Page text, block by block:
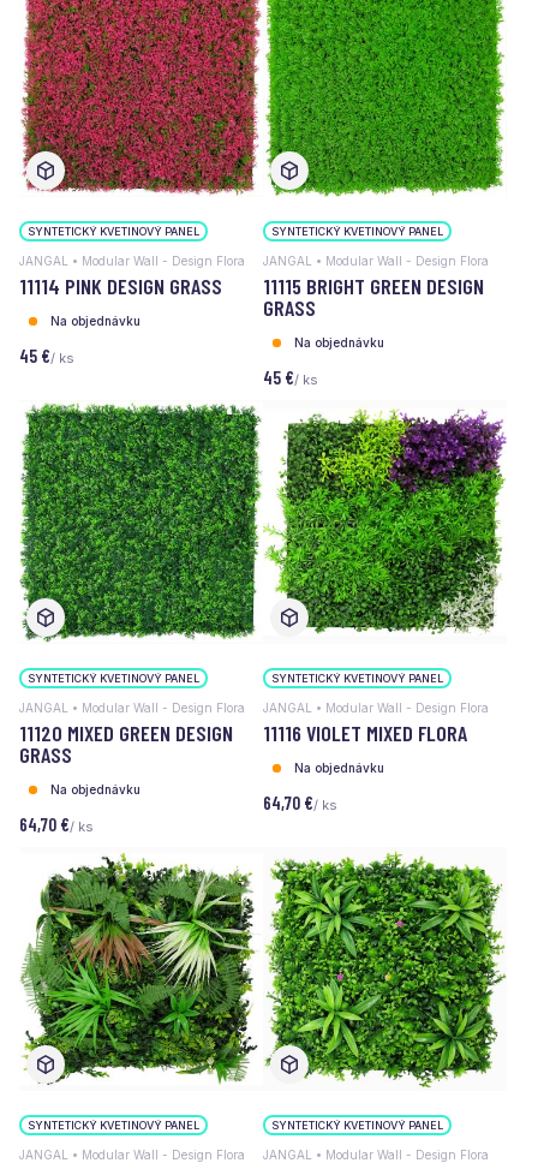
SYNTETICKÝ KVETINOVÝ PANEL
JANGAL • Modular Wall - Design Flora
11114 PINK DESIGN GRASS
Na objednávku
45 €/ ks
SYNTETICKÝ KVETINOVÝ PANEL
JANGAL • Modular Wall - Design Flora
11115 BRIGHT GREEN DESIGN
GRASS
Na objednávku
45 €/ ks
SYNTETICKÝ KVETINOVÝ PANEL
JANGAL • Modular Wall - Design Flora
11120 MIXED GREEN DESIGN
GRASS
Na objednávku
64,70 €/ ks
SYNTETICKÝ KVETINOVÝ PANEL
JANGAL • Modular Wall - Design Flora
11116 VIOLET MIXED FLORA
Na objednávku
64,70 €/ ks
SYNTETICKÝ KVETINOVÝ PANEL
JANGAL • Modular Wall - Design Flora
SYNTETICKÝ KVETINOVÝ PANEL
JANGAL • Modular Wall - Design Flora